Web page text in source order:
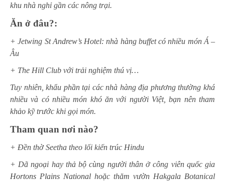
khu nhà nghỉ gần các nông trại.
Ăn ở đâu?:
+ Jetwing St Andrew’s Hotel: nhà hàng buffet có nhiều món Á –
Âu
+ The Hill Club với trải nghiệm thú vị…
Tuy nhiên, khẩu phần tại các nhà hàng địa phương thường khá
nhiều và có nhiều món khó ăn với người Việt, bạn nên tham
khảo kỹ trước khi gọi món.
Tham quan nơi nào?
+ Đền thờ Seetha theo lối kiến trúc Hindu
+ Dã ngoại hay thả bộ cùng người thân ở công viên quốc gia
Hortons Plains National hoặc thăm vườn Hakgala Botanical